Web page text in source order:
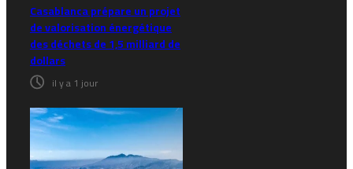
Casablanca prépare un projet
de valorisation énergétique
des déchets de 1,5 milliard de
dollars
il y a 1 jour